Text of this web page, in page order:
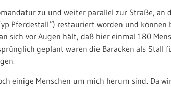
zu und weiter parallel zur Straße, an
Pferdestall“) restauriert worden und
sich vor Augen hält, daß hier einmal 180
geplant waren die Baracken als Stall
einige Menschen um mich herum sind. Da